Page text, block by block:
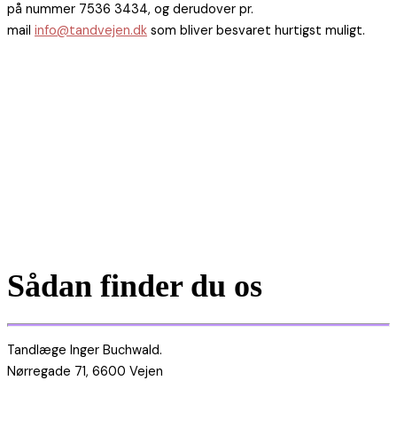
på nummer 7536 3434, og derudover pr.
mail info@tandvejen.dk som bliver besvaret hurtigst muligt.
Sådan finder du os
Tandlæge Inger Buchwald.
Nørregade 71, 6600 Vejen